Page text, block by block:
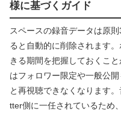
様に基づくガイド
スペースの録音データは原
ると自動的に削除されます
きる期間を把握しておくこ
はフォロワー限定や一般公
と再視聴できなくなります
tter側に一任されているため